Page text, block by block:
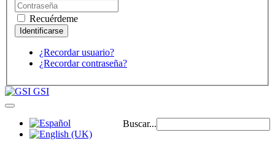
Recuérdeme
¿Recordar usuario?
¿Recordar contraseña?
GSI
Buscar...